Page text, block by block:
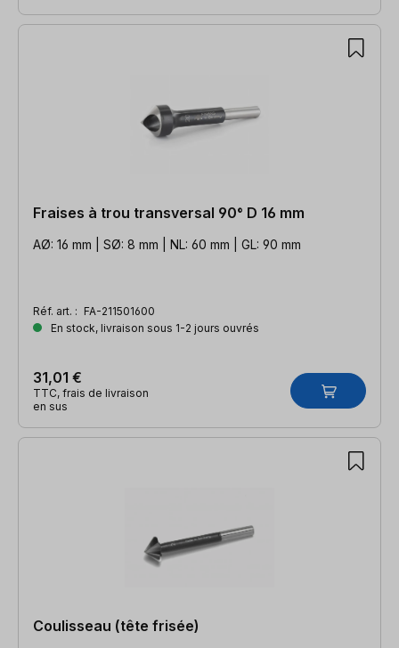
Fraises à trou transversal 90° D 16 mm
AØ: 16 mm | SØ: 8 mm | NL: 60 mm | GL: 90 mm
Réf. art. : FA-211501600
En stock, livraison sous 1-2 jours ouvrés
31,01 €
TTC, frais de livraison
en sus
Coulisseau (tête frisée)